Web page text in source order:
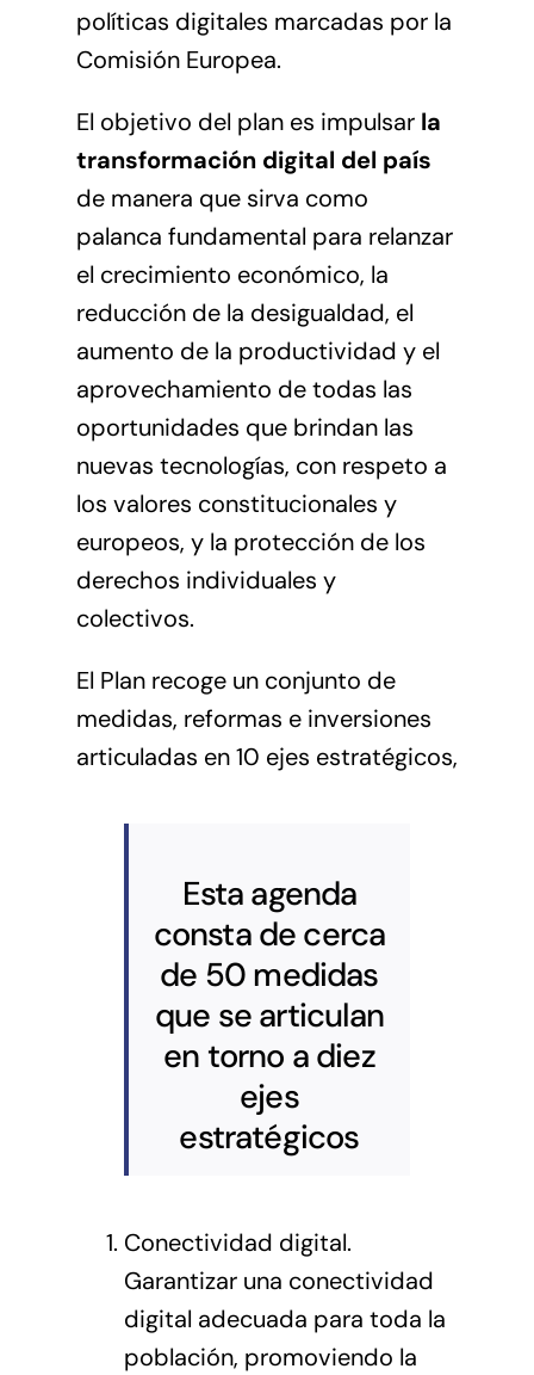
políticas digitales marcadas por la
Comisión Europea.
El objetivo del plan es impulsar la
transformación digital del país
de manera que sirva como
palanca fundamental para relanzar
el crecimiento económico, la
reducción de la desigualdad, el
aumento de la productividad y el
aprovechamiento de todas las
oportunidades que brindan las
nuevas tecnologías, con respeto a
los valores constitucionales y
europeos, y la protección de los
derechos individuales y
colectivos.
El Plan recoge un conjunto de
medidas, reformas e inversiones
articuladas en 10 ejes estratégicos,
Esta agenda
consta de cerca
de 50 medidas
que se articulan
en torno a diez
ejes
estratégicos
Conectividad digital.
Garantizar una conectividad
digital adecuada para toda la
población, promoviendo la